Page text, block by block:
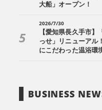
大船」オープン！
2026/7/30
【愛知県長久手市】
っせ」リニューアル
にこだわった温浴環
BUSINESS